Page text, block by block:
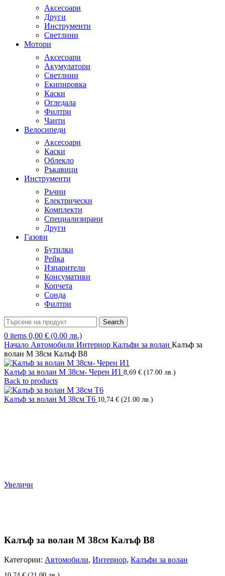
Аксесоари
Други
Инструменти
Светлини
Мотори
Аксесоари
Акумулатори
Светлини
Екипировка
Каски
Огледала
Филтри
Чанти
Велосипеди
Аксесоари
Каски
Облекло
Ръкавици
Инструменти
Ръчни
Електрически
Комплекти
Специализирани
Други
Газови
Бутилки
Рейка
Изпарители
Консумативи
Копчета
Сонда
Филтри
Search
0 items 0,00 € (0.00 лв.)
Начало Автомобили Интериор Калъфи за волан Калъф за
волан М 38см Калъф В8
Калъф за волан М 38см- Черен И1 8,69 € (17.00 лв.)
Back to products
Калъф за волан М 38см Т6 10,74 € (21.00 лв.)
Увеличи
Калъф за волан М 38см Калъф В8
Категории: Автомобили, Интериор, Калъфи за волан